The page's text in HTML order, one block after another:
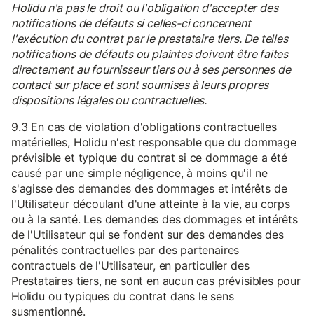
Holidu n'a pas le droit ou l'obligation d'accepter des
notifications de défauts si celles-ci concernent
l'exécution du contrat par le prestataire tiers. De telles
notifications de défauts ou plaintes doivent être faites
directement au fournisseur tiers ou à ses personnes de
contact sur place et sont soumises à leurs propres
dispositions légales ou contractuelles.
9.3 En cas de violation d'obligations contractuelles
matérielles, Holidu n'est responsable que du dommage
prévisible et typique du contrat si ce dommage a été
causé par une simple négligence, à moins qu'il ne
s'agisse des demandes des dommages et intérêts de
l'Utilisateur découlant d'une atteinte à la vie, au corps
ou à la santé. Les demandes des dommages et intérêts
de l'Utilisateur qui se fondent sur des demandes des
pénalités contractuelles par des partenaires
contractuels de l'Utilisateur, en particulier des
Prestataires tiers, ne sont en aucun cas prévisibles pour
Holidu ou typiques du contrat dans le sens
susmentionné.